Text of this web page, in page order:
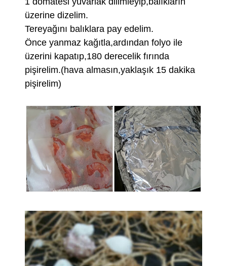
üzerine dizelim.
Tereyağını balıklara pay edelim.
Önce yanmaz kağıtla,ardından folyo ile
üzerini kapatıp,180 derecelik fırında
pişirelim.(hava almasın,yaklaşık 15 dakika
pişirelim)